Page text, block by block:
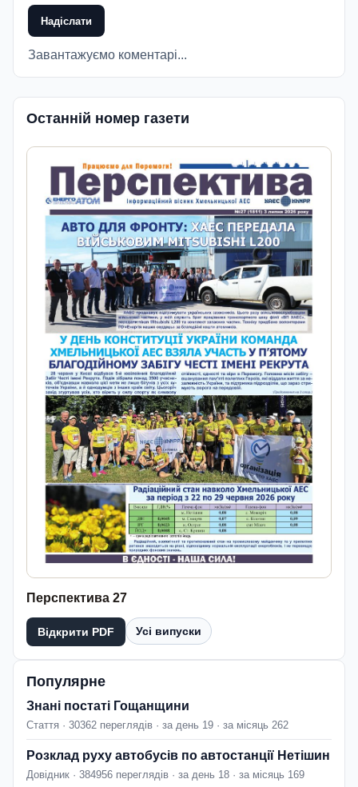
Надіслати
Завантажуємо коментарі...
Останній номер газети
Перспектива 27
Відкрити PDF Усі випуски
Популярне
Знані постаті Гощанщини
Стаття · 30362 переглядів · за день 19 · за місяць 262
Розклад руху автобусів по автостанції Нетішин
Довідник · 384956 переглядів · за день 18 · за місяць 169